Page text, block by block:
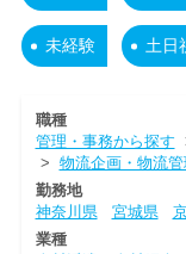
未経験 土日
職種
管理・事務から探す
> 物流企画・物流管
勤務地
神奈川県
宮城県
業種